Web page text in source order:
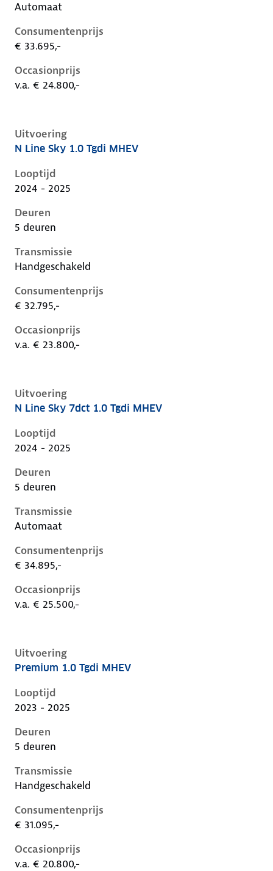
Automaat
Consumentenprijs
€ 33.695,-
Occasionprijs
v.a. € 24.800,-
Uitvoering
Hyundai I20 iii-1e-facelift, 1.0 tgdi mhev, 74 kW,
N Line Sky 1.0 Tgdi MHEV
Looptijd
2024 - 2025
Deuren
5 deuren
Transmissie
Handgeschakeld
Consumentenprijs
€ 32.795,-
Occasionprijs
v.a. € 23.800,-
Uitvoering
Hyundai I20 iii-1e-facelift, 1.0 tgdi mhev, 74 kW,
N Line Sky 7dct 1.0 Tgdi MHEV
Looptijd
2024 - 2025
Deuren
5 deuren
Transmissie
Automaat
Consumentenprijs
€ 34.895,-
Occasionprijs
v.a. € 25.500,-
Uitvoering
Hyundai I20 iii-1e-facelift, 1.0 tgdi mhev, 74 kW,
Premium 1.0 Tgdi MHEV
Looptijd
2023 - 2025
Deuren
5 deuren
Transmissie
Handgeschakeld
Consumentenprijs
€ 31.095,-
Occasionprijs
v.a. € 20.800,-